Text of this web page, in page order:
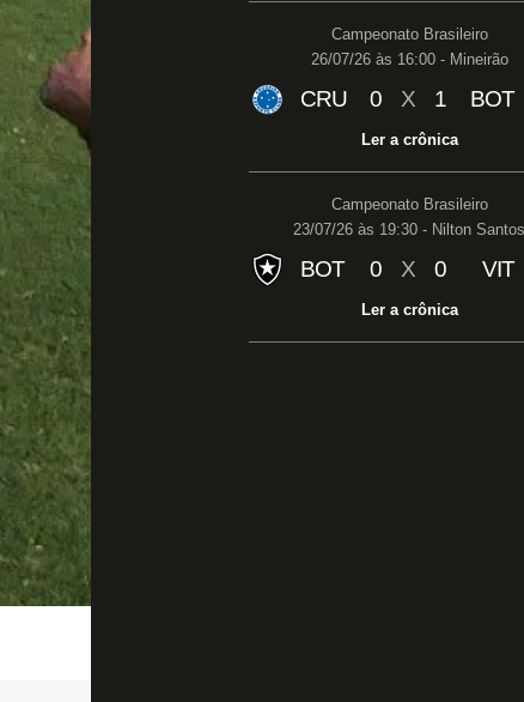
Campeonato Brasileiro
26/07/26 às 16:00 - Mineirão
CRU 0 X 1 BOT
Ler a crônica
Campeonato Brasileiro
23/07/26 às 19:30 - Nilton Santos
BOT 0 X 0 VIT
Ler a crônica